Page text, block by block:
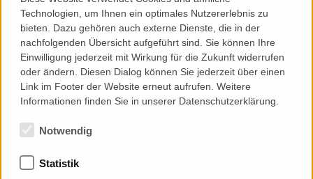
Undercut anchors
Characteristics
With the 3-axis twisted free-form designed panel, each panel
was produced individually to show that the contours continue
to run over the panel joints and around the corner.
Back to Index
Memberships
Technologien, um Ihnen ein optimales Nutzererlebnis zu
bieten. Dazu gehören auch externe Dienste, die in der
nachfolgenden Übersicht aufgeführt sind. Sie können Ihre
Einwilligung jederzeit mit Wirkung für die Zukunft widerrufen
oder ändern. Diesen Dialog können Sie jederzeit über einen
Link im Footer der Website erneut aufrufen. Weitere
Informationen finden Sie in unserer Datenschutzerklärung.
Notwendig
Statistik